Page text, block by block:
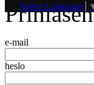
Select Language
e-mail
heslo